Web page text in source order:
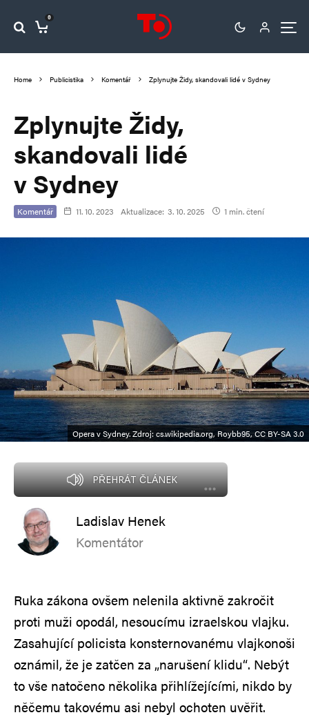
0
Home Publicistika Komentář Zplynujte Židy, skandovali lidé v Sydney
Zplynujte Židy,
skandovali lidé
v Sydney
Komentář 11. 10. 2023 Aktualizace: 3. 10. 2025 1 min. čtení
Opera v Sydney. Zdroj: cs.wikipedia.org, Roybb95, CC BY-SA 3.0
PŘEHRÁT ČLÁNEK
Ladislav Henek
Komentátor
Ruka zákona ovšem nelenila aktivně zakročit
proti muži opodál, nesoucímu izraelskou vlajku.
Zasahující policista konsternovanému vlajkonoši
oznámil, že je zatčen za „narušení klidu“. Nebýt
to vše natočeno několika přihlížejícími, nikdo by
něčemu takovému asi nebyl ochoten uvěřit.